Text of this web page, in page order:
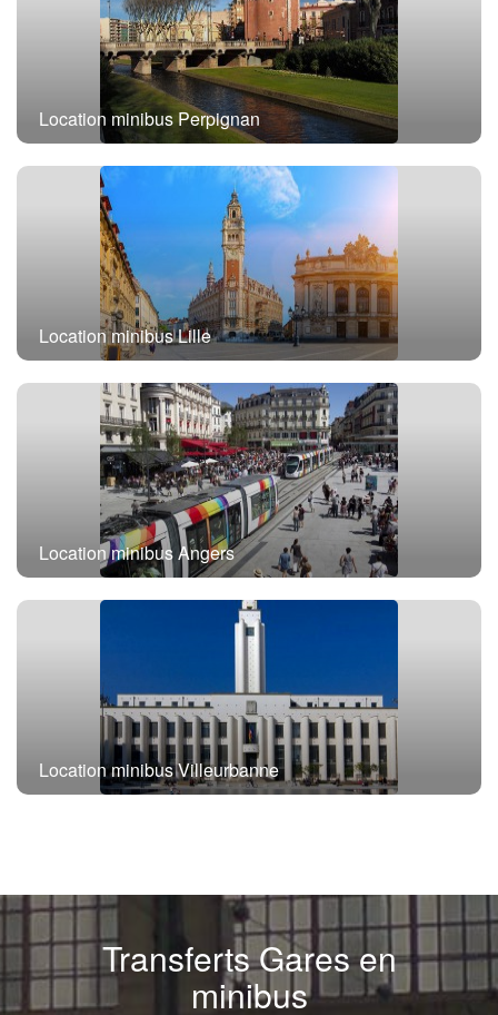
Location minibus Perpignan
Location minibus Lille
Location minibus Angers
Location minibus Villeurbanne
Transferts Gares en
minibus